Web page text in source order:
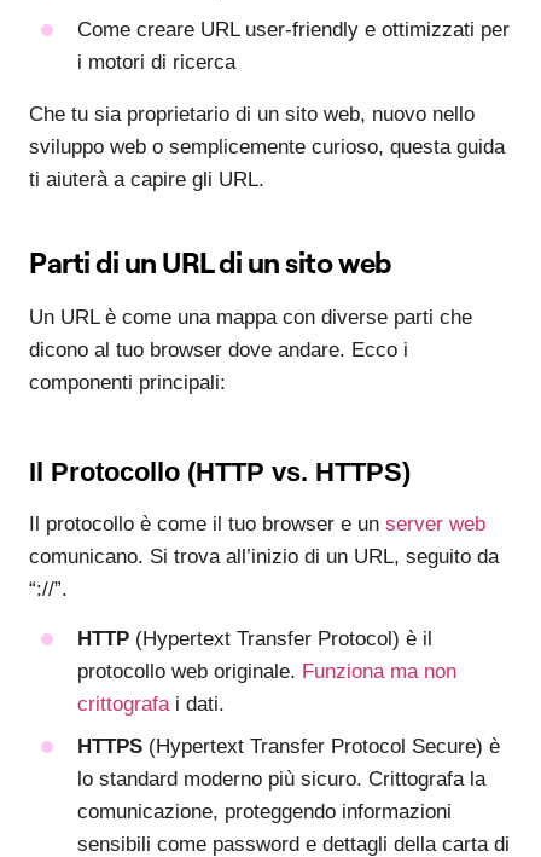
Come creare URL user-friendly e ottimizzati per
i motori di ricerca
Che tu sia proprietario di un sito web, nuovo nello
sviluppo web o semplicemente curioso, questa guida
ti aiuterà a capire gli URL.
Parti di un URL di un sito web
Un URL è come una mappa con diverse parti che
dicono al tuo browser dove andare. Ecco i
componenti principali:
Il Protocollo (HTTP vs. HTTPS)
Il protocollo è come il tuo browser e un server web
comunicano. Si trova all’inizio di un URL, seguito da
“://”.
HTTP (Hypertext Transfer Protocol) è il
protocollo web originale. Funziona ma non
crittografai dati.
HTTPS (Hypertext Transfer Protocol Secure) è
lo standard moderno più sicuro. Crittografa la
comunicazione, proteggendo informazioni
sensibili come password e dettagli della carta di